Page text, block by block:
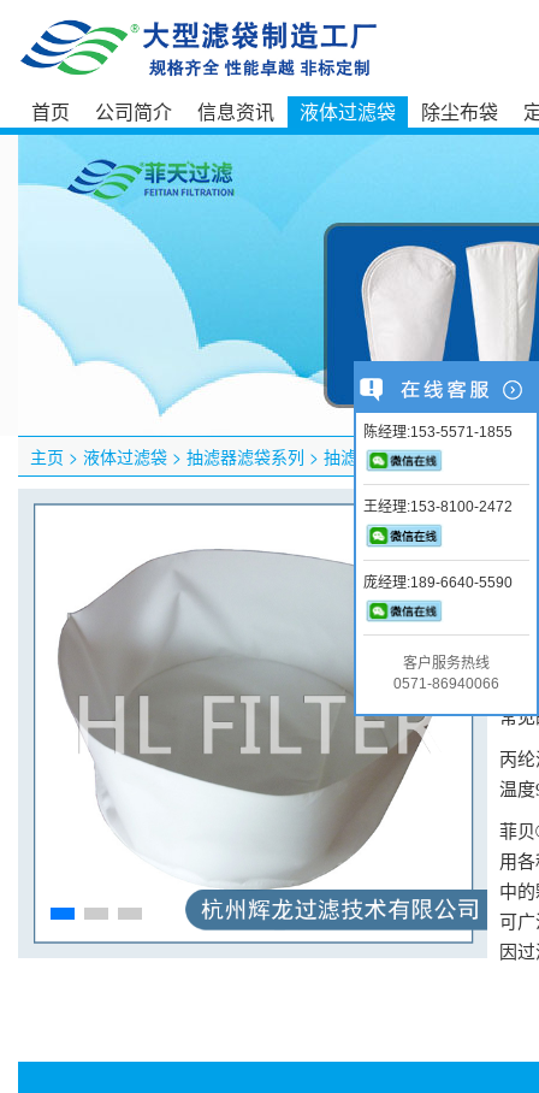
首页 公司简介 信息资讯 液体过滤袋 除尘布袋
主页 > 液体过滤袋 > 抽滤器滤袋系列 > 抽滤器滤袋
抽滤
常见
丙
温度
菲贝
用
中
可
因
陈经理:153-5571-1855
王经理:153-8100-2472
庞经理:189-6640-5590
客户服务热线
0571-86940066